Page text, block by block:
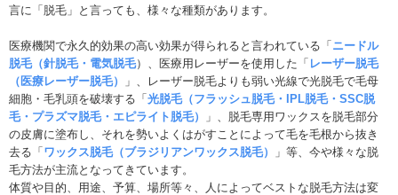
言に「脱毛」と言っても、様々な種類があります。
医療機関で永久的効果の高い効果が得られると言われている「ニードル
脱毛（針脱毛・電気脱毛）、医療用レーザーを使用した「 レーザー脱毛
（医療レーザー脱毛）
」、レーザー脱毛よりも弱い光線で光脱毛で毛母
細胞・毛乳頭を破壊する「光脱毛（フラッシュ脱毛・IPL脱毛・SSC脱
毛・プラズマ脱毛・エピライト脱毛）
」、脱毛専用ワックスを脱毛部分
の皮膚に塗布し、それを勢いよくはがすことによって毛を毛根から抜き
去る「ワックス脱毛（ブラジリアンワックス脱毛）
」等、今や様々な脱
毛方法が主流となってきています。
体質や目的、用途、予算、場所等々、人によってベストな脱毛方法は変